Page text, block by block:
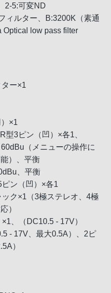
5:可変ND
ルター、B:3200K（素通
Optical low pass filter
ー×1
×1
型3ピン（凹）×各1、
（メニューの操作に
）、平衡
、平衡
ン（凹）×各1
ク×1（3極ステレオ、4極
）
、（DC10.5 - 17V）
- 17V、最大0.5A）、2ピ
）